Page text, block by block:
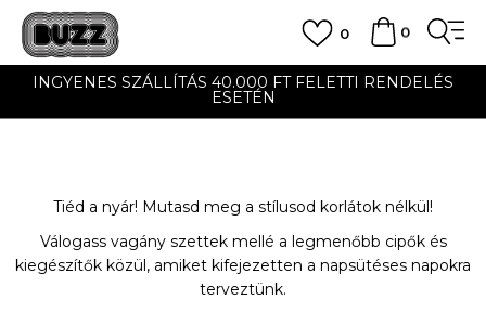
0
0
UTÁNVÉTES ÉS BANKKÁRTYÁS FIZETÉS
Tiéd a nyár! Mutasd meg a stílusod korlátok nélkül!
Válogass vagány szettek mellé a legmenőbb cipők és
kiegészítők közül, amiket kifejezetten a napsütéses napokra
terveztünk.